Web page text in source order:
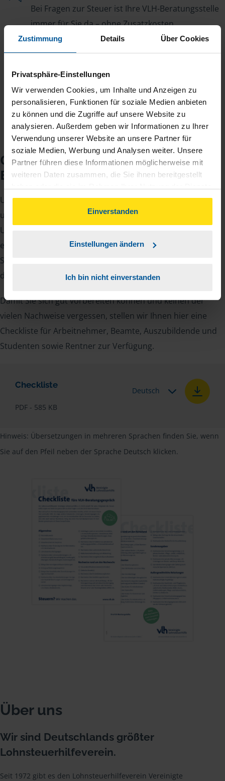
Zustimmung Details Über Cookies
Privatsphäre-Einstellungen
Wir verwenden Cookies, um Inhalte und Anzeigen zu
personalisieren, Funktionen für soziale Medien anbieten
zu können und die Zugriffe auf unsere Website zu
analysieren. Außerdem geben wir Informationen zu Ihrer
Verwendung unserer Website an unsere Partner für
soziale Medien, Werbung und Analysen weiter. Unsere
Partner führen diese Informationen möglicherweise mit
weiteren Daten zusammen, die Sie ihnen bereitgestellt
gesammelt haben. Indem Sie auf Einverstanden klicken,
können Sie der Verwendung von Cookies, gemäß
unserer
Einverstanden
Einstellungen ändern
Ich bin nicht einverstanden
Bei Fragen zur Steuer ist Ihre VLH-Beratungsstelle
immer für Sie da – ohne Zusatzkosten.
Fairer Beitrag
jährlichen Mitgliedsbeitrag, der sich nach Ihren
Jahreseinnahmen richtet.
Checkliste für Ihr
Beratungsgespräch
Um Ihre Steuererklärung erstellen zu können, benötigen
unsere Beraterinnen und Berater eine Reihe von
Unterlagen von Ihnen. Dazu gehört beispielsweise die
elektronische Lohnsteuerbescheinigung, Ihre
Steueridentifikationsnummer, der Rentenbescheid oder
die Bescheinigung über das Kindergeld.
Damit Sie sich gut vorbereiten können und keinen der
vielen Nachweise vergessen, stellen wir Ihnen hier eine
Checkliste für Arbeitnehmer, Beamte, Auszubildende und
Studenten sowie Rentner zur Verfügung.
Checkliste
PDF - 585 KB
Deutsch
Hinweis: Übersetzungen in mehreren Sprachen finden Sie, wenn
Sie auf den Pfeil neben der Sprache Deutsch klicken.
Über uns
Wir sind Deutschlands größter
Lohnsteuerhilfeverein.
Seit 1972 gibt es den Lohnsteuerhilfeverein Vereinigte